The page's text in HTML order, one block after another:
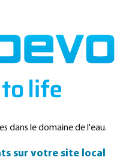
Login Panier
Service
complet des
dans le domaine de l'eau.
sur votre site local